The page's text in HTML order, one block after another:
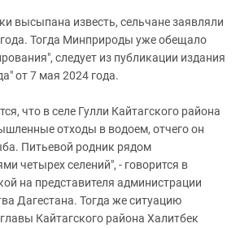
высыпана известь, сельчане заявляли
Тогда Минприроды уже обещало
следует из публикации издания
от 7 мая 2024 года.
что в селе Гулли Кайтагского района
отходы в водоем, отчего он
Питьевой родник рядом
четырех селений", - говорится в
на представителя администрации
Дагестана. Тогда же ситуацию
Кайтагского района Халитбек